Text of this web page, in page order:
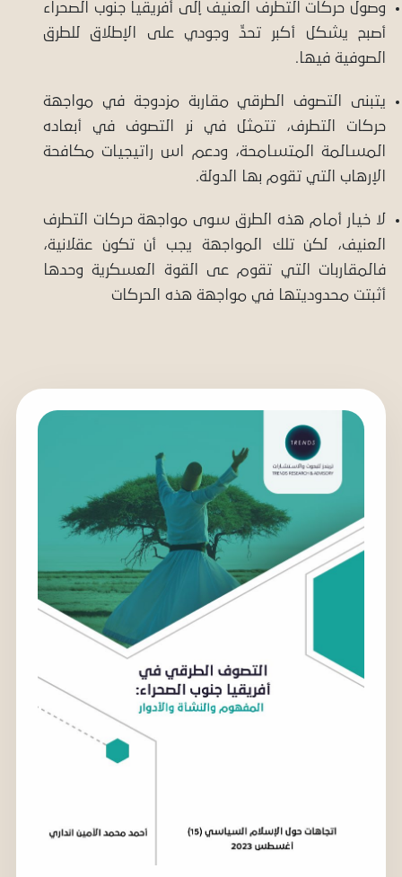
وصول حركات التطرف العنيف إلى أفريقيا جنوب الصحراء
أصبح يشكل أكبر تحدٍّ وجودي على الإطلاق للطرق
الصوفية فيها.
يتبنى التصوف الطرقي مقاربة مزدوجة في مواجهة
حركات التطرف، تتمثل في نر التصوف في أبعاده
المسالمة المتسامحة، ودعم اس راتيجيات مكافحة
الإرهاب التي تقوم بها الدولة.
لا خيار أمام هذه الطرق سوى مواجهة حركات التطرف
العنيف، لكن تلك المواجهة يجب أن تكون عقلانية،
فالمقاربات التي تقوم عى القوة العسكرية وحدها
أثبتت محدوديتها في مواجهة هذه الحركات